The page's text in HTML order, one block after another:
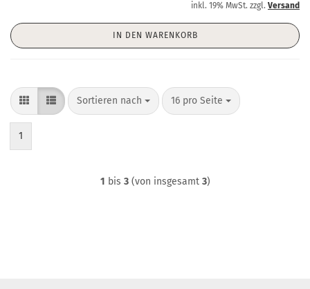
inkl. 19% MwSt. zzgl. Versand
IN DEN WARENKORB
Sortieren nach
Sortieren nach 16 pro Seite
pro Seite
1
1 bis 3(von insgesamt 3)